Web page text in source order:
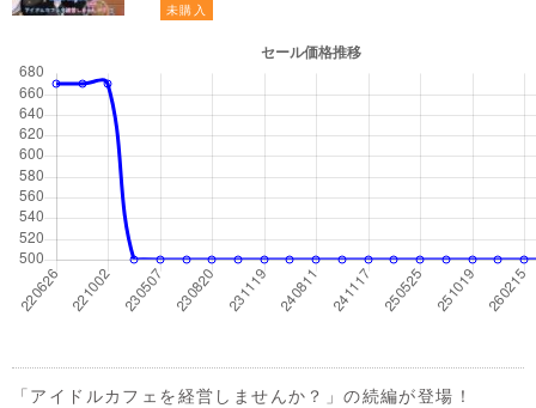
未購入
「アイドルカフェを経営しませんか？」の続編が登場！